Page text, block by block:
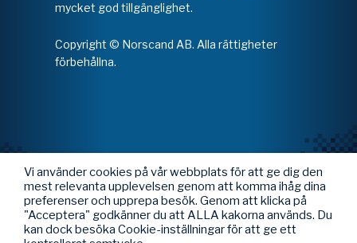
mycket god tillgänglighet.
Copyright © Norscand AB. Alla rättigheter
förbehållna.
Vi använder cookies på vår webbplats för att ge dig den
mest relevanta upplevelsen genom att komma ihåg dina
preferenser och upprepa besök. Genom att klicka på
"Acceptera" godkänner du att ALLA kakorna används. Du
kan dock besöka Cookie-inställningar för att ge ett